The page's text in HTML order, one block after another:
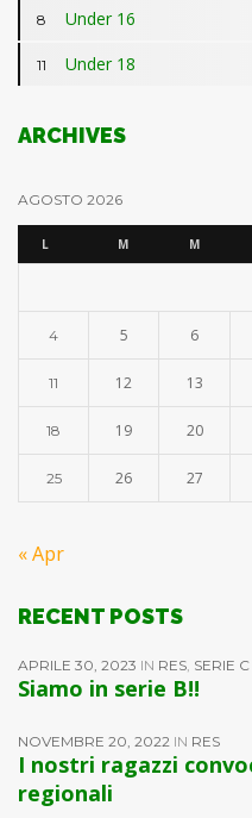
8 Under 16
11 Under 18
ARCHIVES
AGOSTO 2026
L M M
4 5 6
11 12 13
18 19 20
25 26 27
« Apr
RECENT POSTS
APRILE 30, 2023 IN RES, SERIE C
Siamo in serie B!!
NOVEMBRE 20, 2022 IN RES
I nostri ragazzi
regionali